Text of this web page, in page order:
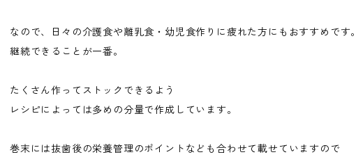
なので、日々の介護食や離乳食・幼児食作りに疲れた方にもおすすめです。
継続できることが一番。
たくさん作ってストックできるよう
レシピによっては多めの分量で作成しています。
巻末には抜歯後の栄養管理のポイントなども合わせて載せていますので